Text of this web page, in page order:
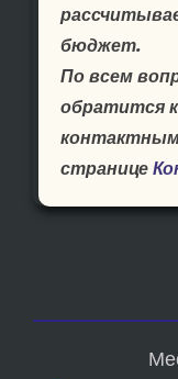
бюджет.
По всем
обратится
странице